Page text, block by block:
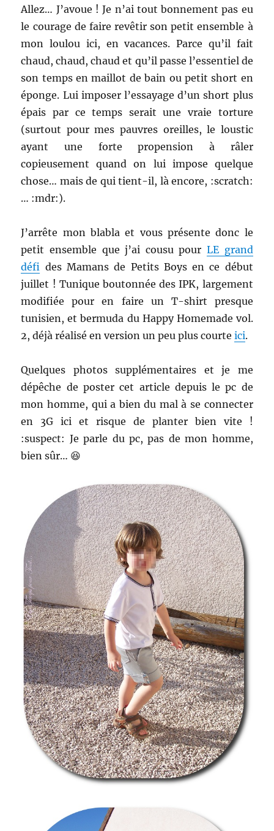
Allez… J’avoue ! Je n’ai tout bonnement pas eu
le courage de faire revêtir son petit ensemble à
mon loulou ici, en vacances. Parce qu’il fait
chaud, chaud, chaud et qu’il passe l’essentiel de
son temps en maillot de bain ou petit short en
éponge. Lui imposer l’essayage d’un short plus
épais par ce temps serait une vraie torture
(surtout pour mes pauvres oreilles, le loustic
ayant une forte propension à râler
copieusement quand on lui impose quelque
chose… mais de qui tient-il, là encore, :scratch:
… :mdr:).
J’arrête mon blabla et vous présente donc le
petit ensemble que j’ai cousu pour LE grand
défi des Mamans de Petits Boys en ce début
juillet ! Tunique boutonnée des IPK, largement
modifiée pour en faire un T-shirt presque
tunisien, et bermuda du Happy Homemade vol.
2, déjà réalisé en version un peu plus courteici.
Quelques photos supplémentaires et je me
dépêche de poster cet article depuis le pc de
mon homme, qui a bien du mal à se connecter
en 3G ici et risque de planter bien vite !
:suspect: Je parle du pc, pas de mon homme,
bien sûr… 😆